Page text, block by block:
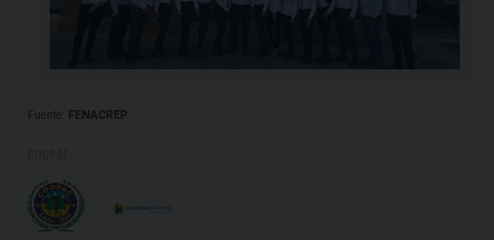
Fuente: FENACREP